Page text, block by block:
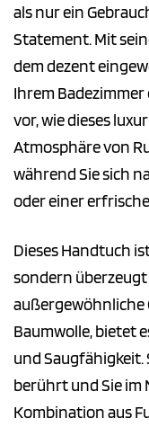
als nur ein
Statement. Mit
dem dezent
Ihrem Badezimmer
vor, wie dieses
Atmosphäre von
während Sie sich
oder einer
Dieses Handtuch
sondern
außergewöhnliche
Baumwolle, bietet
und Saugfähigkeit.
berührt und Sie im
Kombination aus